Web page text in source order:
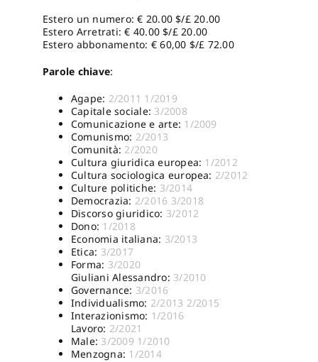
Estero un numero: € 20.00 $/£ 20.00
Estero Arretrati: € 40.00 $/£ 20.00
Estero abbonamento: € 60,00 $/£ 72.00
Parole chiave:
Agape: 2/2011 1/2019
Capitale sociale: 3/2008
Comunicazione e arte: 1/2009
Comunismo: 2/2013
Comunità: 2/2020
Cultura giuridica europea: 1/2012
Cultura sociologica europea: 2/2012
Culture politiche: 3/2014
Democrazia: 2/2016 3/2018
Discorso giuridico: 3/2012
Dono: 1/2018
Economia italiana: 3/2013
Etica: 3/2017
Forma: 3/2020
Giuliani Alessandro: 3/2010
Governance: 3/2016
Individualismo: 2/2013 2/2015
Interazionismo: 1/2016
Lavoro: 2/2021
Male: 3/2009 1/2010
Menzogna: 1/2014